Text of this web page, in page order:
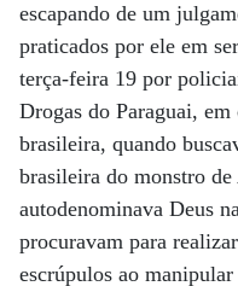
escapando de um
praticados por ele em
terça-feira 19 por
Drogas do Paraguai,
brasileira, quando
brasileira do monstro
autodenominava Deus
procuravam para
escrúpulos ao